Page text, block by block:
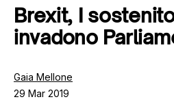
Tutti gli articoli
Chi siamo
Brexit, I
invadono
Gaia Mellone
29 Mar 2019